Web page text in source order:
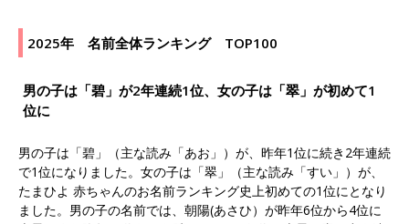
2025年 名前全体ランキング TOP100
男の子は「碧」が2年連続1位、女の子は「翠」が初めて1
位に
男の子は「碧」（主な読み「あお」）が、昨年1位に続き2年連続
で1位になりました。女の子は「翠」（主な読み「すい」）が、
たまひよ 赤ちゃんのお名前ランキング史上初めての1位にとなり
ました。男の子の名前では、朝陽(あさひ）が昨年6位から4位に